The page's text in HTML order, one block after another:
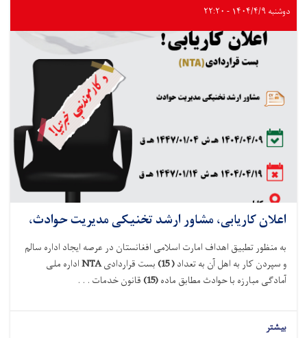
دوشنبه ۱۴۰۴/۴/۹ - ۲۲:۲۰
اعلان کاریابی، مشاور ارشد تخنیکی مدیریت حوادث،
به منظور تطبیق اهداف امارت اسلامی افغانستان در عرصه ایجاد اداره سالم
و سپردن کار به اهل آن به تعداد(
15
) بست قراردادیNTAاداره ملی
آمادگی مبارزه با حوادث مطابق ماده(15) قانون خدمات . . .
بیشتر